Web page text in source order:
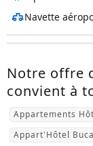
Navette
Notre offre
convient à
Appartements
Appart'Hôtel